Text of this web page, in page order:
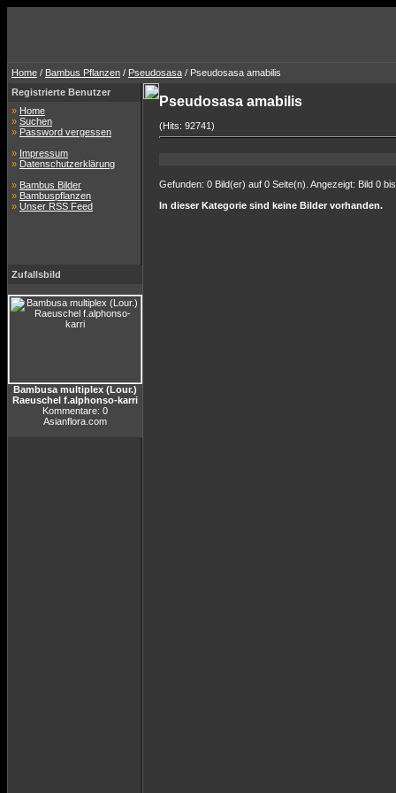
Home / Bambus Pflanzen / Pseudosasa / Pseudosasa amabilis
Registrierte Benutzer
» Home
» Suchen
» Password vergessen
» Impressum
» Datenschutzerklärung
» Bambus Bilder
» Bambuspflanzen
» Unser RSS Feed
Zufallsbild
Bambusa multiplex (Lour.)
Raeuschel f.alphonso-karri
Kommentare: 0
Asianflora.com
Pseudosasa amabilis
(Hits: 92741)
Gefunden: 0 Bild(er) auf 0 Seite(n). Angezeigt: Bild 0
In dieser Kategorie sind keine Bilder vorhanden.